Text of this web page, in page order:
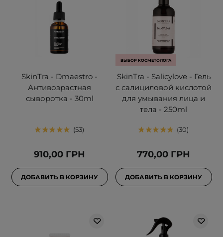
SkinTra - Dmaestro -
Антивозрастная
сыворотка - 30ml
53
910,00 ГРН
ДОБАВИТЬ В КОРЗИНУ
ВЫБОР КОСМЕТОЛОГА
SkinTra - Salicylove - Гель
с салициловой кислотой
для умывания лица и
тела - 250ml
30
770,00 ГРН
ДОБАВИТЬ В КОРЗИНУ